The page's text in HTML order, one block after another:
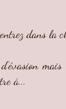
dans la
à...